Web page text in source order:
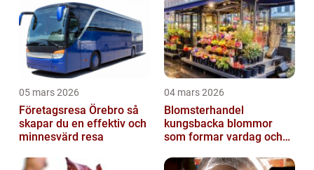
05 mars 2026
Företagsresa Örebro så
skapar du en effektiv och
minnesvärd resa
04 mars 2026
Blomsterhandel
kungsbacka blommor
som formar vardag och